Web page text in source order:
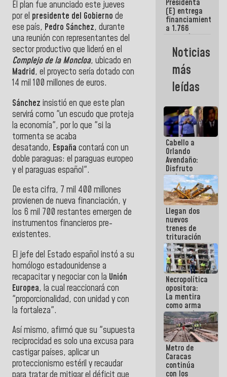
El plan fue anunciado este jueves
por el presidente del Gobierno de
ese país, Pedro Sánchez, durante
una reunión con representantes del
sector productivo que lideró en el
Complejo de la Moncloa, ubicado en
Madrid, el proyecto sería dotado con
14 mil 100 millones de euros.
Sánchez insistió en que este plan
servirá como "un escudo que proteja
la economía", por lo que "si la
tormenta se acaba
desatando, España contará con un
doble paraguas: el paraguas europeo
y el paraguas español".
De esta cifra, 7 mil 400 millones
provienen de nueva financiación, y
los 6 mil 700 restantes emergen de
instrumentos financieros pre-
existentes.
El jefe del Estado español instó a su
homólogo estadounidense a
recapacitar y negociar con la Unión
Europea, la cual reaccionará con
"proporcionalidad, con unidad y con
la fortaleza".
Así mismo, afirmó que su "supuesta
reciprocidad es solo una excusa para
castigar países, aplicar un
proteccionismo estéril y recaudar
por el
Gobierno
Nacional
Presidenta
(E) entrega
financiamientos
a 1.766
comerciantes
emprendedores
afectados
por
terremotos
Noticias
más
leídas
Cabello a
Orlando
Avendaño:
Disfruto
cada vez
que escribes
porque lo
que haces
es
embarrarla
Llegan dos
nuevos
trenes de
trituración
para
optimizar
manejo de
escombros
en La Guaira
Necropolítica
opositora:
La mentira
como arma
contra el
Pueblo
Metro de
Caracas
continúa
con los